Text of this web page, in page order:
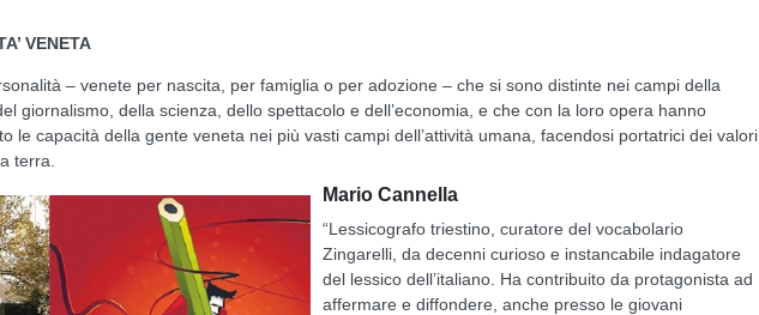
VENETA
– venete per nascita, per famiglia o per adozione – che si sono distinte nei campi della
giornalismo, della scienza, dello spettacolo e dell’economia, e che con la loro opera hanno
le capacità della gente veneta nei più vasti campi dell’attività umana, facendosi portatrici dei valori
terra.
Mario Cannella
“Lessicografo triestino, curatore del vocabolario
Zingarelli, da decenni curioso e instancabile indagatore
del lessico dell’italiano. Ha contribuito da protagonista ad
affermare e diffondere, anche presso le giovani